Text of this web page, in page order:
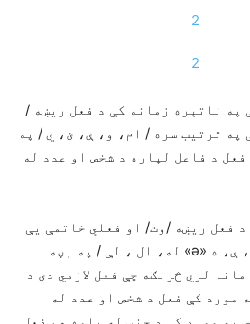
په ناتېره زمانه کې د فعل ریښه /
په ترتیب سره / ام، و، ې، ئ، ي / په
د فاعل لپاره د شخص او عدد له
فعل ريښه /وت/ او فعلي خاتمې یې
په ترتیب سره / ام، و، ې، ه «ǝ» له، ال ، لې / په بڼه
لري څرنګه چې فعل لازمي دی د
مورد کې فعل د شخص او عدد له